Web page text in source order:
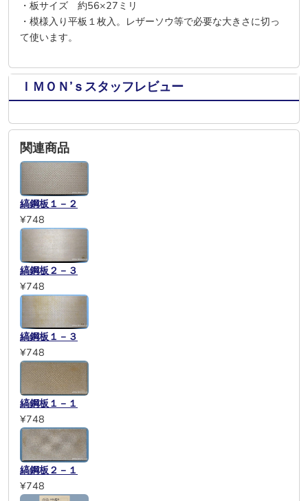
・板サイズ 約56×27ミリ
・模様入り平板１枚入。レザーソウ等で必要な大きさに切っ
て使います。
ＩＭＯＮ’ｓスタッフレビュー
関連商品
縞鋼板１－２
¥748
縞鋼板２－３
¥748
縞鋼板１－３
¥748
縞鋼板１－１
¥748
縞鋼板２－１
¥748